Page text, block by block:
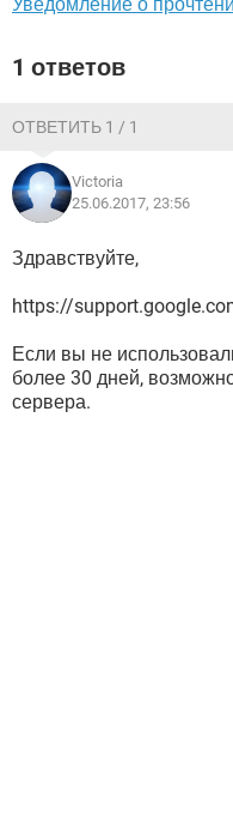
1 ответов
ОТВЕТИТЬ 1 / 1
Victoria
25.06.2017, 23:56
Здравствуйте,
https://
Если вы не
более 30 дней,
сервера.